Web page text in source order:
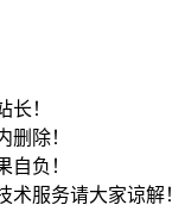
长！
删除！
负！
服务请大家谅解！